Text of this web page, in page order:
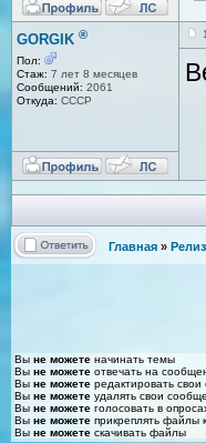
GORGIK ®
Пол:
Стаж: 7 лет 8 месяцев
Сообщений: 2061
Откуда: СССР
Главная »
Вы не можете начинать темы
Вы не можете отвечать на
Вы не можете редактировать
Вы не можете удалять свои
Вы не можете голосовать в
Вы не можете прикреплять файлы
Вы не можете скачивать файлы